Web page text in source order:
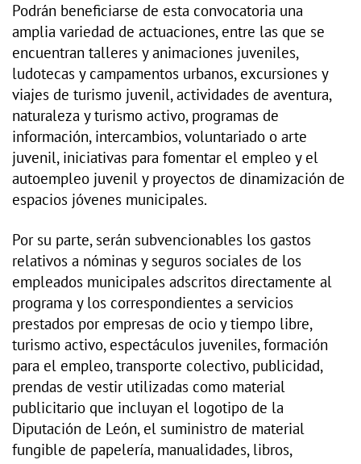
Podrán beneficiarse de esta convocatoria una
amplia variedad de actuaciones, entre las que se
encuentran talleres y animaciones juveniles,
ludotecas y campamentos urbanos, excursiones y
viajes de turismo juvenil, actividades de aventura,
naturaleza y turismo activo, programas de
información, intercambios, voluntariado o arte
juvenil, iniciativas para fomentar el empleo y el
autoempleo juvenil y proyectos de dinamización de
espacios jóvenes municipales.
Por su parte, serán subvencionables los gastos
relativos a nóminas y seguros sociales de los
empleados municipales adscritos directamente al
programa y los correspondientes a servicios
prestados por empresas de ocio y tiempo libre,
turismo activo, espectáculos juveniles, formación
para el empleo, transporte colectivo, publicidad,
prendas de vestir utilizadas como material
publicitario que incluyan el logotipo de la
Diputación de León, el suministro de material
fungible de papelería, manualidades, libros,